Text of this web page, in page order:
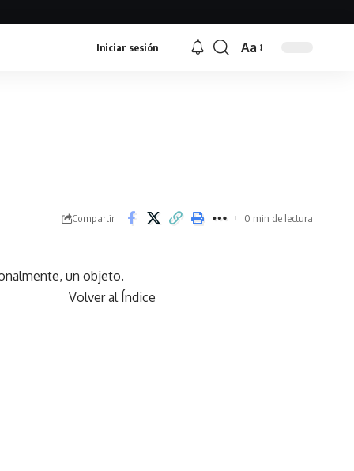
Iniciar sesión
Font
Aa
Compartir 0 min de lectura
un objeto.
Volver al Índice